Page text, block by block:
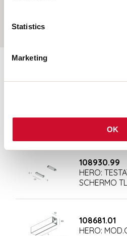
Statistics
Marketing
OK
HERO:
108930.99
HERO:
SCHERMO
108681.01
HERO: